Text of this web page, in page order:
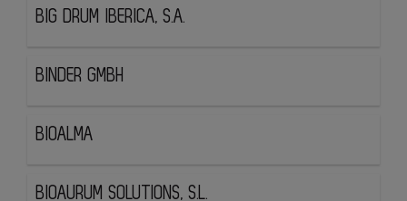
BIG DRUM IBERICA, S.A.
BINDER GMBH
BIOALMA
BIOAURUM SOLUTIONS, S.L.